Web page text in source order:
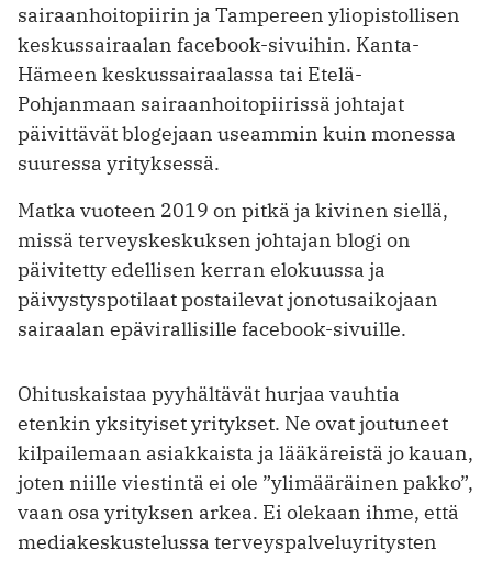
sairaanhoitopiirin ja Tampereen yliopistollisen
keskussairaalan facebook-sivuihin. Kanta-
Hämeen keskussairaalassa tai Etelä-
Pohjanmaan sairaanhoitopiirissä johtajat
päivittävät blogejaan useammin kuin monessa
suuressa yrityksessä.
Matka vuoteen 2019 on pitkä ja kivinen siellä,
missä terveyskeskuksen johtajan blogi on
päivitetty edellisen kerran elokuussa ja
päivystyspotilaat postailevat jonotusaikojaan
sairaalan epävirallisille facebook-sivuille.
Ohituskaistaa pyyhältävät hurjaa vauhtia
etenkin yksityiset yritykset. Ne ovat joutuneet
kilpailemaan asiakkaista ja lääkäreistä jo kauan,
joten niille viestintä ei ole ”ylimääräinen pakko”,
vaan osa yrityksen arkea. Ei olekaan ihme, että
mediakeskustelussa terveyspalveluyritysten